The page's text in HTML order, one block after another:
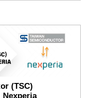
(TSC)
Nexperia